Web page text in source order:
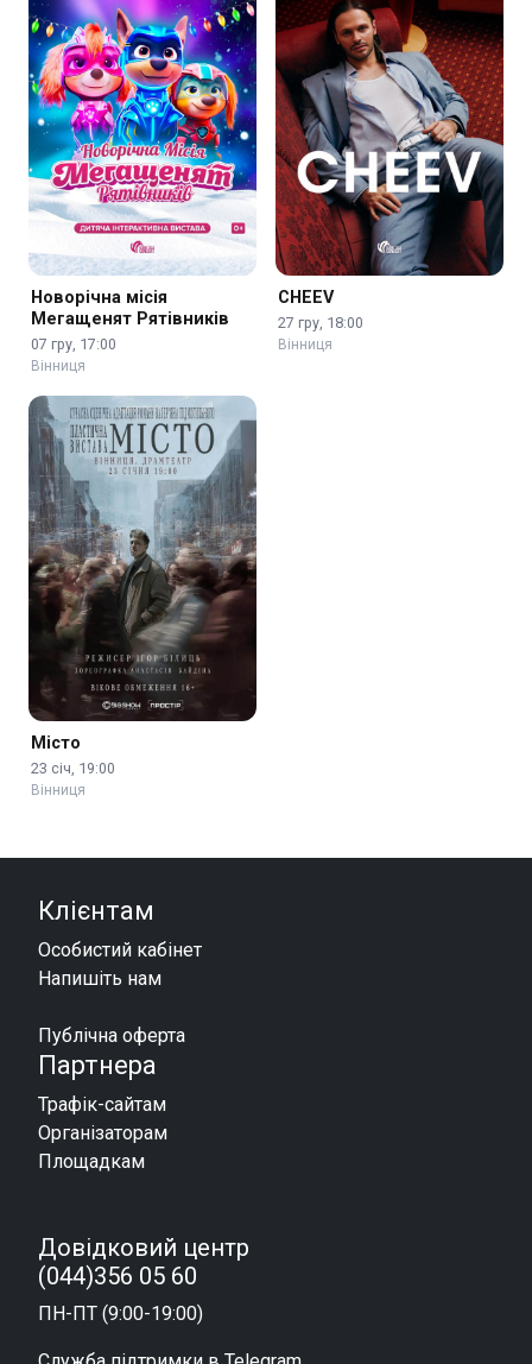
Новорічна місія
Мегащенят Рятівників
07 гру, 17:00
Вінниця
CHEEV
27 гру, 18:00
Вінниця
Місто
23 січ, 19:00
Вінниця
Клієнтам
Особистий кабінет
Напишіть нам
Публічна оферта
Партнера
Трафік-сайтам
Організаторам
Площадкам
Довідковий центр
(044)356 05 60
ПН-ПТ (9:00-19:00)